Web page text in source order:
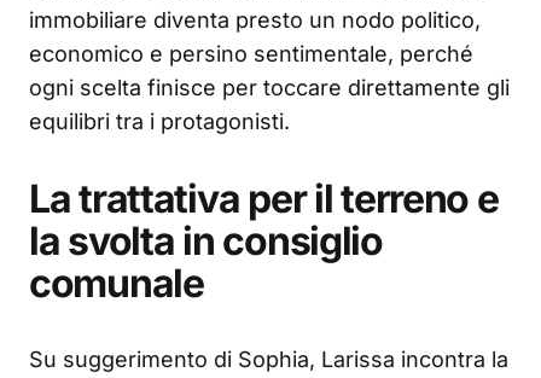
immobiliare diventa presto un nodo politico,
economico e persino sentimentale, perché
ogni scelta finisce per toccare direttamente gli
equilibri tra i protagonisti.
La trattativa per il terreno e
la svolta in consiglio
comunale
Su suggerimento di Sophia, Larissa incontra la